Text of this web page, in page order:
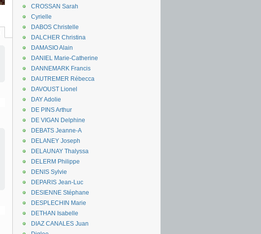
CROSSAN Sarah
Cyrielle
DABOS Christelle
DALCHER Christina
DAMASIO Alain
DANIEL Marie-Catherine
DANNEMARK Francis
DAUTREMER Rébecca
DAVOUST Lionel
DAY Adolie
DE PINS Arthur
DE VIGAN Delphine
DEBATS Jeanne-A
DELANEY Joseph
DELAUNAY Thalyssa
DELERM Philippe
DENIS Sylvie
DEPARIS Jean-Luc
DESIENNE Stéphane
DESPLECHIN Marie
DETHAN Isabelle
DIAZ CANALES Juan